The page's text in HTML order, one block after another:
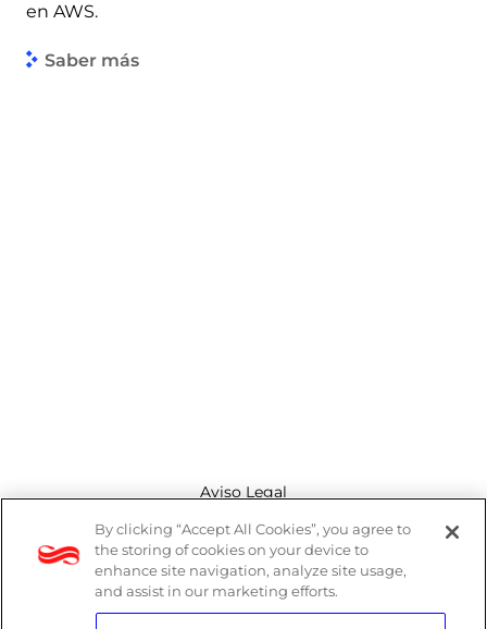
en AWS.
Saber más
Aviso Legal
Canal de denuncias
Política de cookies
By clicking “Accept All Cookies”, you agree to
the storing of cookies on your device to
enhance site navigation, analyze site usage,
and assist in our marketing efforts.